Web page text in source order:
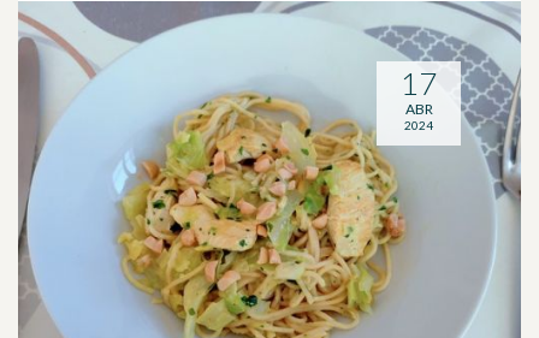
17
ABR
2024